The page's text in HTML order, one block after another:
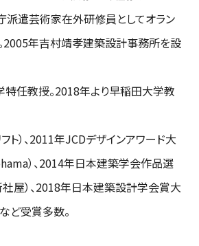
遣芸術家在外研修員としてオラン
2005年吉村靖孝建築設計事務所を設
任教授。2018年より早稲田大学教
ト）、2011年JCDデザインアワード大
）、2014年日本建築学会作品選
屋）、2018年日本建築設計学会賞大
ど受賞多数。